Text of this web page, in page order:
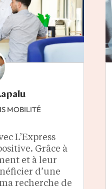
MOBILITÉ
L’Express
Grâce à
et à leur
d’une
recherche de